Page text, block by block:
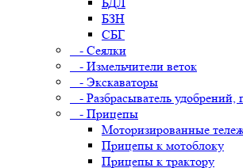
БЗН
СБГ
- Сеялки
- Измельчители веток
- Экскаваторы
- Разбрасыватель удобрений,
- Прицепы
Моторизированные
Прицепы к мотоблоку
Прицепы к трактору